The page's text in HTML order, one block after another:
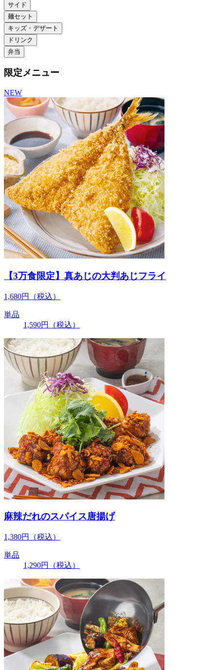
サイド
麺セット
キッズ・デザート
ドリンク
弁当
限定メニュー
NEW
【3万食限定】真あじの大判あじフライ
1,680円 （税込）
単品
1,590円 （税込）
麻辣だれのスパイス唐揚げ
1,380円 （税込）
単品
1,290円 （税込）